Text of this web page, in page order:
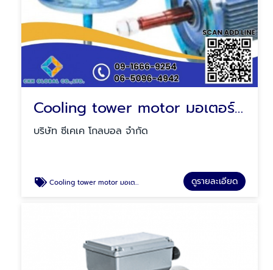
Cooling tower motor มอเตอร์ คลูลิ่ง ทาวเวอร์
บริษัท ซีเคเค โกลบอล จำกัด
Cooling tower motor มอเตอร์ คลูลิ่ง ทาวเวอร์ ดูรายละเอียด